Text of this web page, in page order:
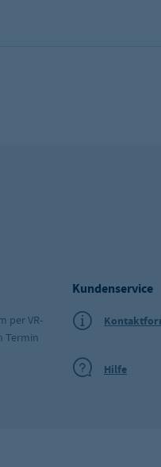
per VR-
Termin
Kundenservice
Hilfe